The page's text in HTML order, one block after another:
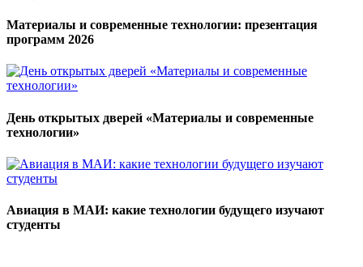
Материалы и современные технологии: презентация
программ 2026
День открытых дверей «Материалы и современные
технологии»
Авиация в МАИ: какие технологии будущего изучают
студенты